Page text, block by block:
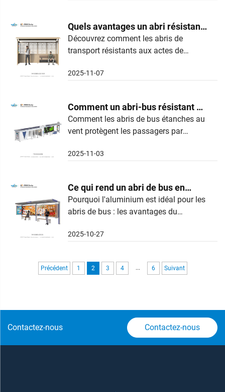
durables. En savoir plus.
Quels avantages un abri résistant
au vandalisme apporte-t-il aux
zones urbaines
Découvrez comment les abris de
transport résistants aux actes de
78 % et diminuent les coûts de
intrusions et des revêtements anti-
graffiti, ils améliorent la sécurité,
l'esthétique et la confiance du public.
prouvés.
2025-11-07
Comment un abri-bus résistant au
vent peut-il protéger les
passagers par temps d'orage
Comment les abris de bus étanches au
vent protègent les passagers par
aérodynamique, des matériaux
savoir plus.
2025-11-03
Ce qui rend un abri de bus en
aluminium léger mais durable
Pourquoi l'aluminium est idéal pour les
abris de bus : les avantages du
l'aluminium dans les infrastructures
matériau incontournable pour la
construction d'abris de bus de nos
2025-10-27
Précédent 1 2 3 4 ... 6 Suivant
Contactez-nous Contactez-nous